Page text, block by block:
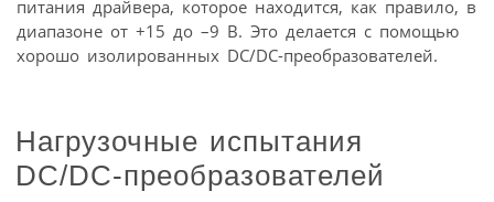
питания драйвера, которое находится, как правило, в
диапазоне от +15 до –9 В. Это делается с помощью
хорошо изолированных DC/DC-преобразователей.
Нагрузочные испытания
DC/DC-преобразователей